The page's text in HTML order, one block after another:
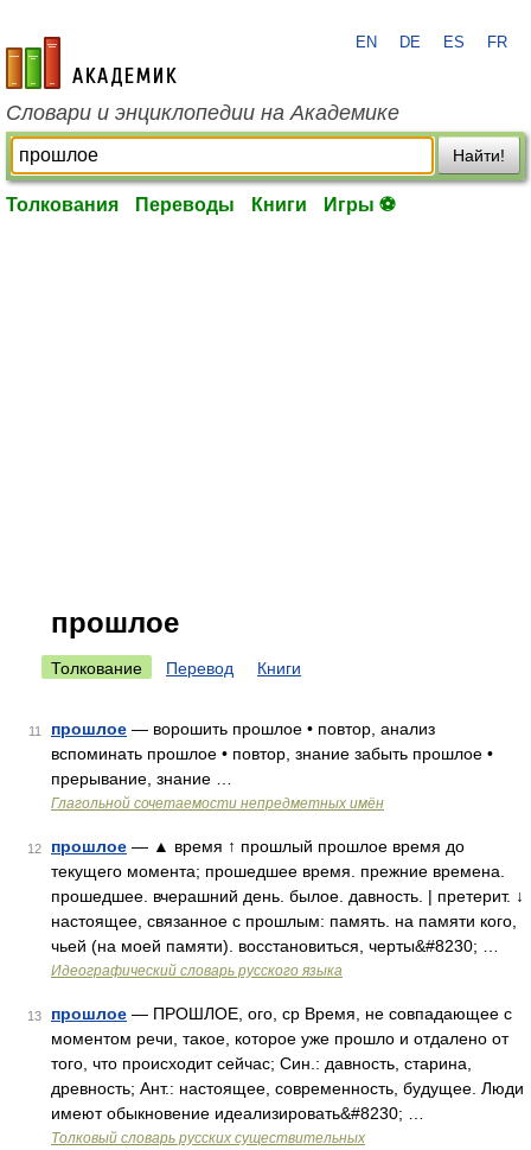
academic.ru
EN DE ES FR
Словари и энциклопедии на Академике
Найти!
Толкования Переводы Книги Игры ⚽
прошлое
Толкование Перевод Книги
11 прошлое — ворошить прошлое • повтор, анализ
вспоминать прошлое • повтор, знание забыть прошлое •
прерывание, знание …
Глагольной сочетаемости непредметных имён
12 прошлое — ▲ время ↑ прошлый прошлое время до
текущего момента; прошедшее время. прежние времена.
прошедшее. вчерашний день. былое. давность. | претерит. ↓
настоящее, связанное с прошлым: память. на памяти кого,
чьей (на моей памяти). восстановиться, черты&#8230; …
Идеографический словарь русского языка
13 прошлое — ПРОШЛОЕ, ого, ср Время, не совпадающее с
моментом речи, такое, которое уже прошло и отдалено от
того, что происходит сейчас; Син.: давность, старина,
древность; Ант.: настоящее, современность, будущее. Люди
имеют обыкновение идеализировать&#8230; …
Толковый словарь русских существительных